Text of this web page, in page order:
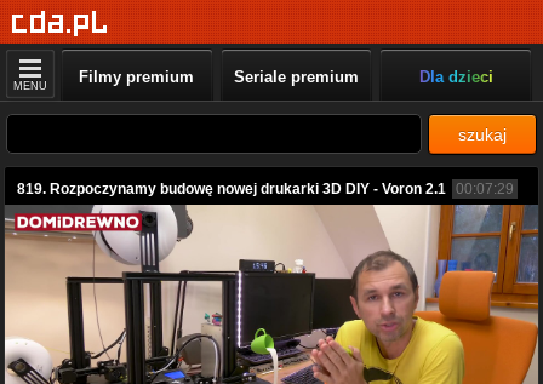
MENU Filmy premium Seriale premium Dla dzieci
szukaj
819. Rozpoczynamy budowę nowej drukarki 3D DIY - Voron 2.1 00:07:29